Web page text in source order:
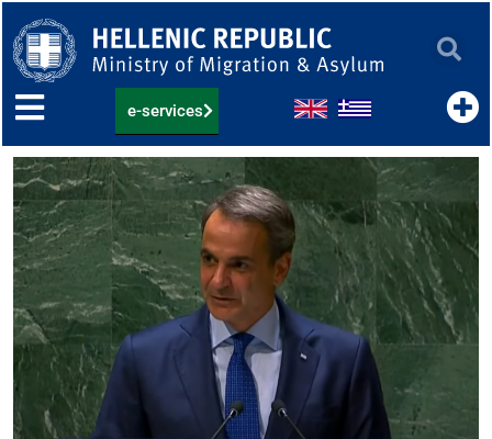
to
content
e-services